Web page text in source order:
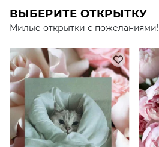
ВЫБЕРИТЕ ОТКРЫТКУ
Милые открытки с пожеланиями!